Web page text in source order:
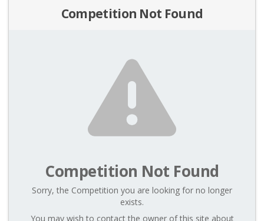
Competition Not Found
Competition Not Found
Sorry, the Competition you are looking for no longer
exists.
You may wish to contact the owner of this site about